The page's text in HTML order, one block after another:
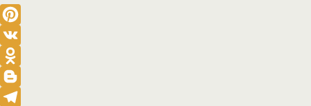
Pinterest
VK
Odnoklassniki
Blogger